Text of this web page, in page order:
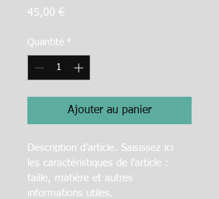
45,00 €
Quantité *
Ajouter au panier
Description d'article. Saisissez ici
les caractéristiques de l'article :
taille, matière et autres
informations utiles.